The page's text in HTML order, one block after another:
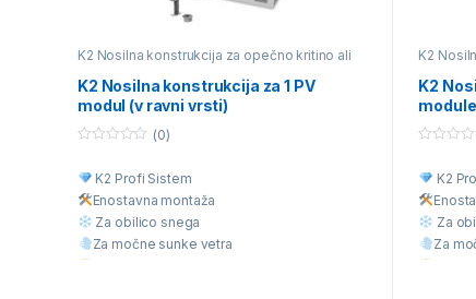
K2 Nosilna konstrukcija za opečno kritino ali
K2 Nosilna konstrukcija za 1 PV
modul (v ravni vrsti)
u
o
f
5
(0)
K2 Profi Sistem
Enostavna montaža
Za obilico snega
Za močne sunke vetra
K2
K2
u
t
o
f
5
K2
Za
Za